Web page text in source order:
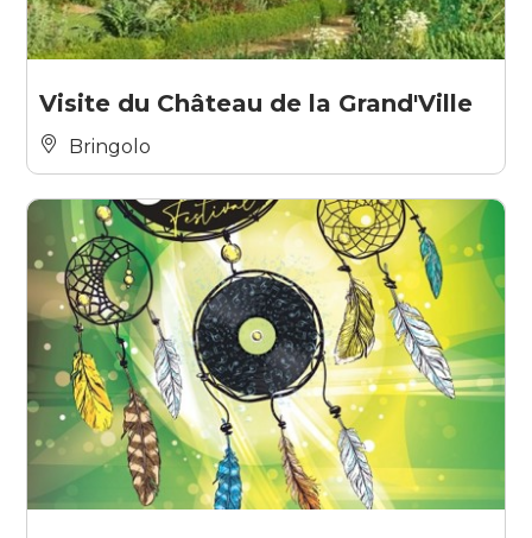
Visite du Château de la Grand'Ville
Bringolo